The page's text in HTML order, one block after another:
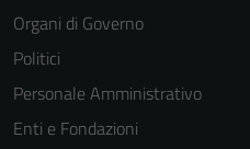
Organi di Governo
Politici
Personale Amministrativo
Enti e Fondazioni